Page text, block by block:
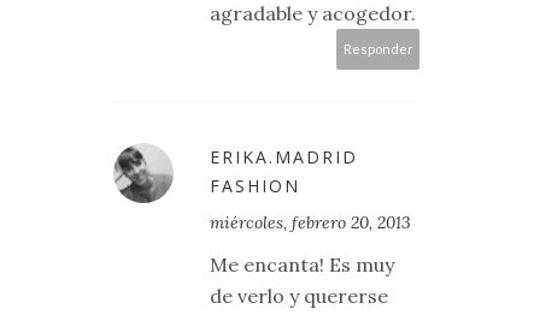
agradable y acogedor.
Responder
ERIKA.MADRID
FASHION
miércoles, febrero 20, 2013
Me encanta! Es muy
de verlo y quererse